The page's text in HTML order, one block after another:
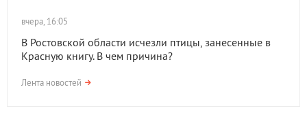
вчера, 16:05
В Ростовской области исчезли птицы, занесенные в
Красную книгу. В чем причина?
Лента новостей